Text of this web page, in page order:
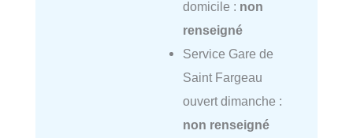
domicile : non
renseigné
Service Gare de
Saint Fargeau
ouvert dimanche :
non renseigné